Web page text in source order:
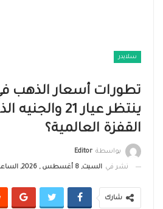
سلايدر
تطورات أسعار الذهب
ينتظر عيار 21
القفزة العالمية؟
بواسطة Editor
نشر في السبت, 8 أغسطس , 2026, الساعة 8:44 م
شارك